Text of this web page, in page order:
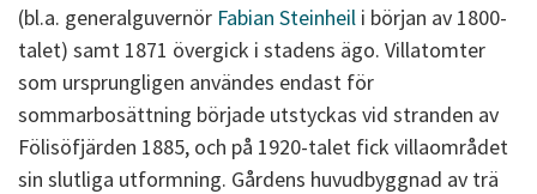
(bl.a. generalguvernör Fabian Steinheil i början av 1800-
talet) samt 1871 övergick i stadens ägo. Villatomter
som ursprungligen användes endast för
sommarbosättning började utstyckas vid stranden av
Fölisöfjärden 1885, och på 1920-talet fick villaområdet
sin slutliga utformning. Gårdens huvudbyggnad av trä